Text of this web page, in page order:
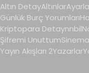
Altın DetayAltınlar
Günlük Burç Yorumları
Kriptopara Detaynnbil
Şifremi UnuttumSinema
Yayın Akışları 2Yazarlar